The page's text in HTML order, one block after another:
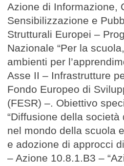
Azione di Informazione,
Sensibilizzazione e
Strutturali Europei –
Nazionale “Per la
ambienti per
Asse II – Infrastrutture
Fondo Europeo di
(FESR) –. Obiettivo
“Diffusione della
nel mondo della scuola
e adozione di approcci
– Azione 10.8.1.B3 –